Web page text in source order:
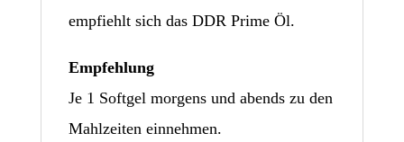
empfiehlt sich das DDR Prime Öl.
Empfehlung
Je 1 Softgel morgens und abends zu den
Mahlzeiten einnehmen.